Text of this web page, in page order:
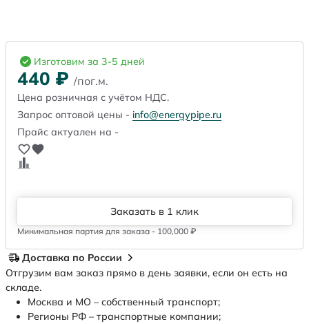
Изготовим за 3-5 дней
440 ₽ /пог.м.
Цена розничная с учётом НДС.
Запрос оптовой цены - info@energypipe.ru
Прайс актуален на -
Заказать в 1 клик
Минимальная партия для заказа - 100,000 ₽
Доставка по России
Отгрузим вам заказ прямо в день заявки, если он есть на
складе.
Москва и МО – собственный транспорт;
Регионы РФ – транспортные компании;